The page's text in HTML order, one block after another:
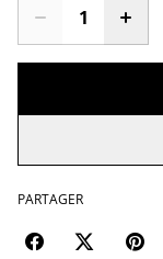
PARTAGER